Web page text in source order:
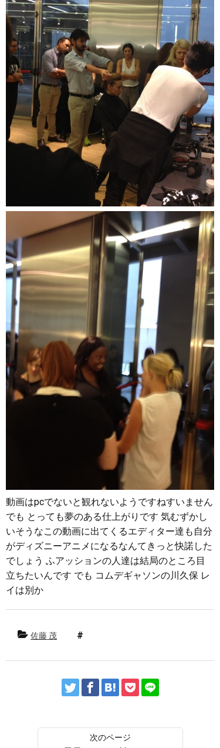
動画はpcでないと観れないようですねすいません
でも とっても夢のある仕上がりです 気むずかし
いそうなこの動画に出てくるエディター達も自分
がディズニーアニメになるなんてきっと快諾した
でしょう ふアッションの人達は結局のところ目
立ちたいんです でも コムデギャソンの川久保 レ
イは別か
佐藤 茂